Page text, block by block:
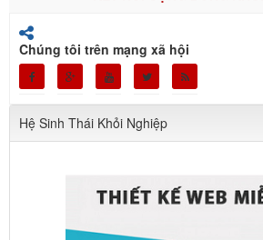
Chúng tôi trên mạng xã hội
Hệ Sinh Thái Khỏi Nghiệp